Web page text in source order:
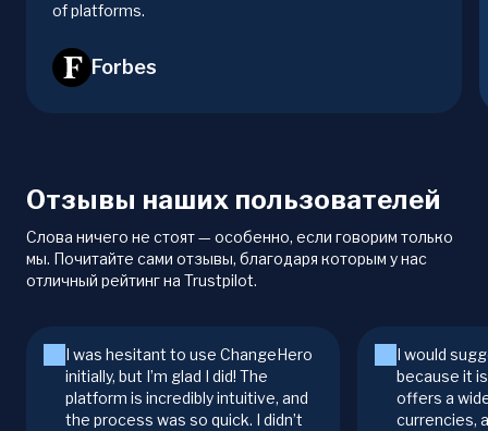
of platforms.
Forbes
Отзывы наших пользователей
Слова ничего не стоят — особенно, если говорим только
мы. Почитайте сами отзывы, благодаря которым у нас
отличный рейтинг на Trustpilot.
I was hesitant to use ChangeHero
initially, but I’m glad I did! The
platform is incredibly intuitive, and
the process was so quick. I didn’t
I would
because it
offers a
currencies,